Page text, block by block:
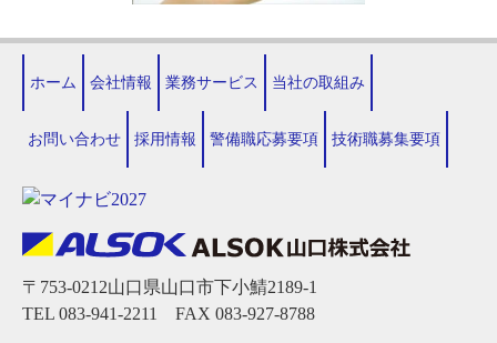
ホーム 会社情報 業務サービス 当社の取組み
お問い合わせ 採用情報 警備職応募要項 技術職募集要項
〒753-0212山口県山口市下小鯖2189-1
TEL 083-941-2211 FAX 083-927-8788